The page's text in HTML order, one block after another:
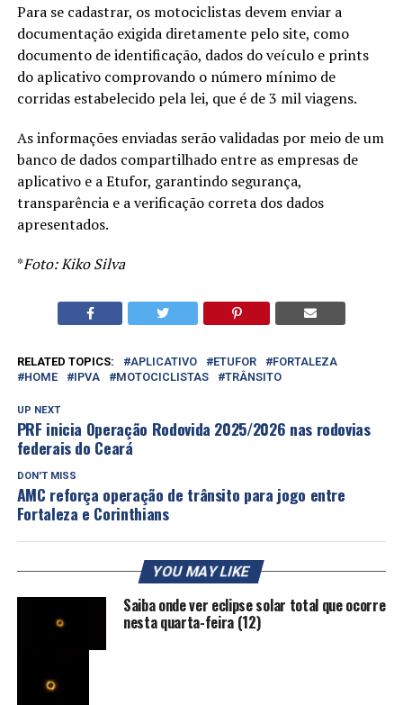
Para se cadastrar, os motociclistas devem enviar a
documentação exigida diretamente pelo site, como
documento de identificação, dados do veículo e prints
do aplicativo comprovando o número mínimo de
corridas estabelecido pela lei, que é de 3 mil viagens.
As informações enviadas serão validadas por meio de um
banco de dados compartilhado entre as empresas de
aplicativo e a Etufor, garantindo segurança,
transparência e a verificação correta dos dados
apresentados.
*Foto: Kiko Silva
RELATED TOPICS: APLICATIVO ETUFOR
FORTALEZA
HOME
IPVA MOTOCICLISTAS TRÂNSITO
UP NEXT
PRF inicia Operação Rodovida 2025/2026 nas rodovias
federais do Ceará
DON'T MISS
AMC reforça operação de trânsito para jogo entre
Fortaleza e Corinthians
YOU MAY LIKE
Saiba onde ver eclipse solar total que ocorre
nesta quarta-feira (12)